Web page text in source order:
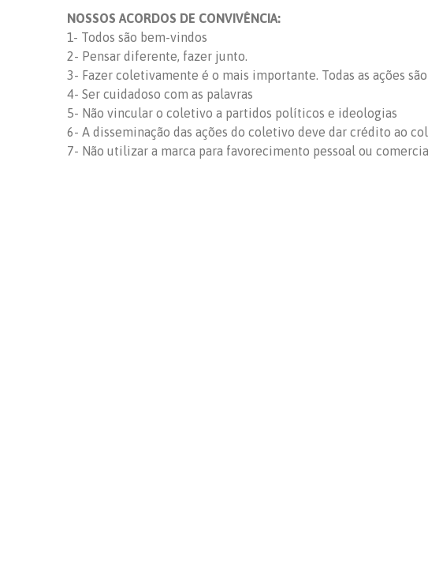
NOSSOS ACORDOS DE CONVIVÊNCIA:
1- Todos são bem-vindos
2- Pensar diferente, fazer junto.
3- Fazer coletivamente é o mais importante. Todas as ações
4- Ser cuidadoso com as palavras
5- Não vincular o coletivo a partidos políticos e ideologias
6- A disseminação das ações do coletivo deve dar crédito ao
7- Não utilizar a marca para favorecimento pessoal ou